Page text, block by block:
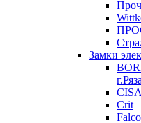
Замки
CISA
Crit